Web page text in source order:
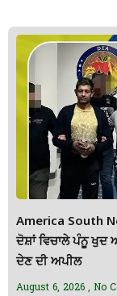
America South
ਦੋਸ਼ਾਂ ਵਿਚਾਲੇ ਪੰਨੂ ਖੁਦ
ਦੇਣ ਦੀ ਅਪੀਲ
August 6, 2026 No